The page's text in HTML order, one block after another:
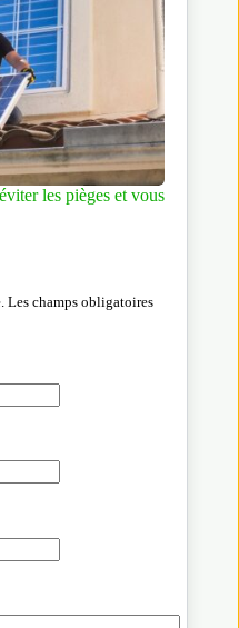
les pièges et vous
Les champs obligatoires